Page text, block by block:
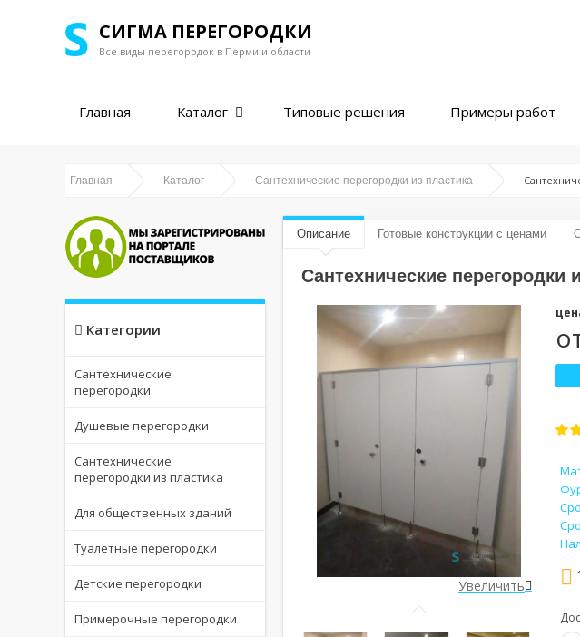
СИГМА ПЕРЕГОРОДКИ
Все виды перегородок в Перми и области
Главная Каталог Типовые решения Примеры работ
Главная Каталог Сантехнические перегородки из пластика
Категории
Сантехнические
перегородки
Душевые перегородки
Сантехнические
перегородки из пластика
Для общественных зданий
Туалетные перегородки
Детские перегородки
Примерочные перегородки
Описание Готовые конструкции с ценами
Сантехнические перегородки
Увеличить